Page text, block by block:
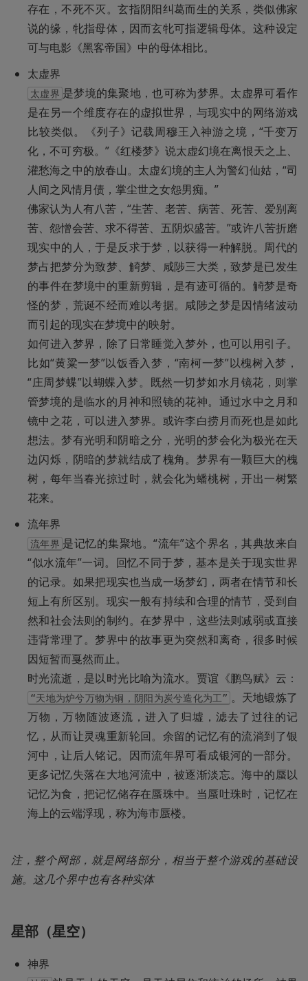
存在，不死不灭。玄指阴阳纠葛而生的关系，类似佛家
说的缘，牝指母体，因而玄牝可指逻辑母体。这种设定
可与电影《黑客帝国》中的母体相比。
太虚界 是梦境的集聚地，也可称为梦界。太虚界可看作
是在另一个维度存在的虚拟世界，与现实中的网络游戏
比较类似。《列子》记载周穆王入神游之境，“千变万
化，不可穷极。”《红楼梦》说太虚幻境在离恨天之上、
灌愁海之中的放春山。太虚幻境的主人为警幻仙姑，“司
人间之风情月债，掌尘世之女怨男痴。”
佛家认为人有八苦，“生苦、老苦、病苦、死苦、爱别离
苦、怨憎会苦、求不得苦、五阴炽盛苦。”或许八苦折磨
现实中的人，于是反求于梦，以获得一种解脱。周代的
梦占把梦分为致梦、觭梦、咸陟三大类，致梦是已发生
的事件在梦境中的重新剪辑，是有迹可循的。觭梦是奇
怪的梦，荒诞不经而难以考据。咸陟之梦是因情绪波动
而引起的现实在梦境中的映射。
如何进入梦界，除了日常睡觉入梦外，也可以用引子。
比如“黄粱一梦”以饭香入梦，“南柯一梦”以槐树入梦，
“庄周梦蝶”以蝴蝶入梦。既然一切梦如水月镜花，则掌
管梦境的是临水的月神和照镜的花神。通过水中之月和
镜中之花，可以进入梦界。或许李白捞月而死也是如此
想法。梦有光明和阴暗之分，光明的梦会化为极光在天
边闪烁，阴暗的梦就结成了槐角。梦界有一颗巨大的槐
树，每年当春光掠过时，就会化为蟠桃树，开出一树繁
花来。
流年界 是记忆的集聚地。“流年”这个界名，其典故来自
“似水流年”一词。回忆不同于梦，基本是关于现实世界
的记录。如果把现实也当成一场梦幻，两者在情节和长
短上有所区别。现实一般有持续和合理的情节，受到自
然和社会法则的制约。在梦界中，这些法则减弱或直接
违背常理了。梦界中的故事更为突然和离奇，很多时候
因短暂而戛然而止。
时光流逝，是以时光比喻为流水。贾谊《鹏鸟赋》云：
“天地为炉兮万物为铜，阴阳为炭兮造化为工” 。天地锻炼了
万物，万物随波逐流，进入了归墟，滤去了过往的记
忆，从而让灵魂重新轮回。余留的记忆有的流淌到了银
河中，让后人铭记。因而流年界可看成银河的一部分。
更多记忆失落在大地河流中，被逐渐淡忘。海中的蜃以
记忆为食，把记忆储存在蜃珠中。当蜃吐珠时，记忆在
海上的云端浮现，称为海市蜃楼。
注，整个网部，就是网络部分，相当于整个游戏的基础设
施。这几个界中也有各种实体
星部（星空）